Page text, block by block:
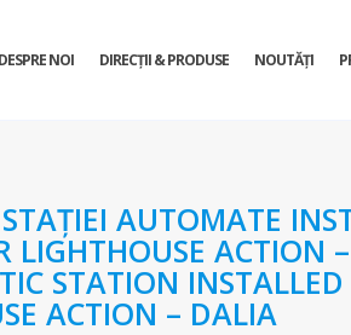
DESPRE NOI DIRECŢII & PRODUSE NOUTĂȚI
AUTOMATE
LIGHTHOUSE ACTION
STATION
ACTION – DALIA